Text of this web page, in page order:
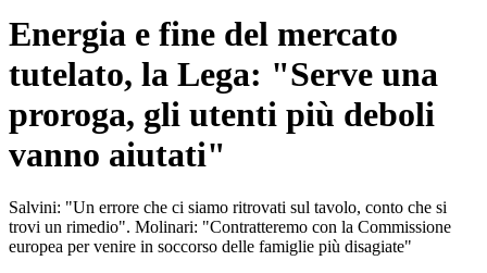
Energia e fine del mercato
tutelato, la Lega: "Serve una
proroga, gli utenti più deboli
vanno aiutati"
Salvini: "Un errore che ci siamo ritrovati sul tavolo, conto che si
trovi un rimedio". Molinari: "Contratteremo con la Commissione
europea per venire in soccorso delle famiglie più disagiate"